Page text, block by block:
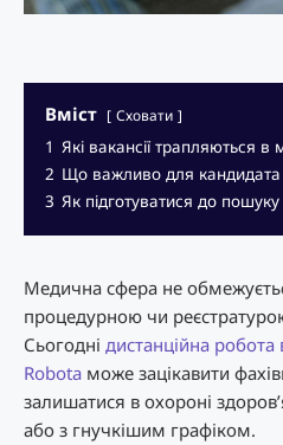
Вміст Сховати
1 Які вакансії трапляються
2 Що важливо для кандидата
3 Як підготуватися до пошуку
Медична сфера не
процедурною чи
Сьогодні дистанційна робота
Robota може зацікавити
залишатися в охороні
або з гнучкішим графіком.